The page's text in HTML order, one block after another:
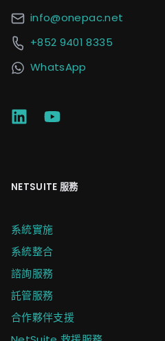
info@onepac.net
+852 9401 8335
WhatsApp
NETSUITE 服務
系統實施
系統整合
諮詢服務
託管服務
合作夥伴支援